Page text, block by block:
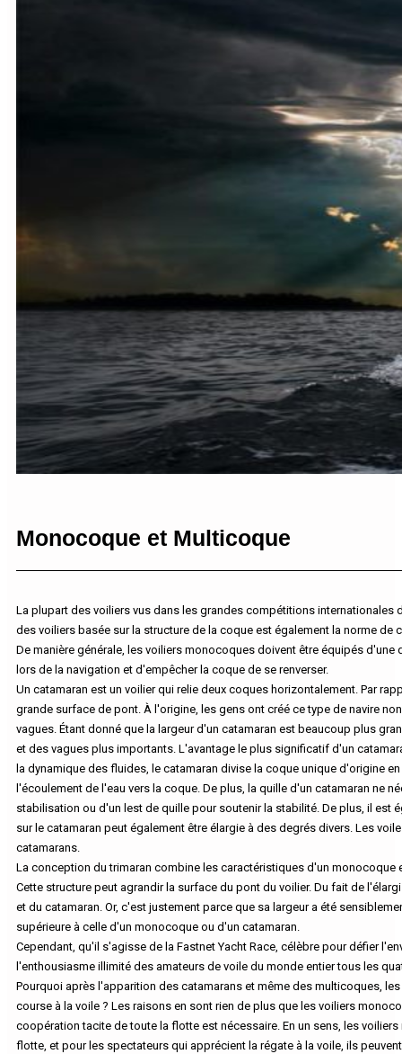
Monocoque et Multicoque
La plupart des voiliers vus dans les grandes compétitions
des voiliers basée sur la structure de la coque est également la norme
De manière générale, les voiliers monocoques doivent être équipés
lors de la navigation et d'empêcher la coque de se renverser.
Un catamaran est un voilier qui relie deux coques horizontalement. Par
grande surface de pont. À l'origine, les gens ont créé ce type de navire
vagues. Étant donné que la largeur d'un catamaran est beaucoup plus
et des vagues plus importants. L'avantage le plus significatif d'un
la dynamique des fluides, le catamaran divise la coque unique d'origine
l'écoulement de l'eau vers la coque. De plus, la quille d'un catamaran
stabilisation ou d'un lest de quille pour soutenir la stabilité. De plus, il est
sur le catamaran peut également être élargie à des degrés divers. Les
catamarans.
La conception du trimaran combine les caractéristiques d'un
Cette structure peut agrandir la surface du pont du voilier. Du fait de
et du catamaran. Or, c'est justement parce que sa largeur a été
supérieure à celle d'un monocoque ou d'un catamaran.
Cependant, qu'il s'agisse de la Fastnet Yacht Race, célèbre pour défier
l'enthousiasme illimité des amateurs de voile du monde entier tous les
Pourquoi après l'apparition des catamarans et même des multicoques,
course à la voile ? Les raisons en sont rien de plus que les voiliers
coopération tacite de toute la flotte est nécessaire. En un sens, les
flotte, et pour les spectateurs qui apprécient la régate à la voile, ils